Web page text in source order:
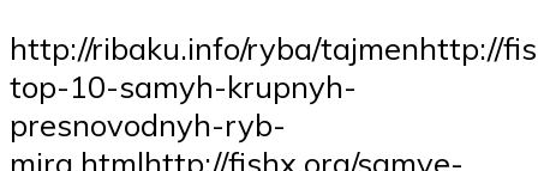
http://ribaku.info/ryba/tajmenhttp://
top-10-samyh-krupnyh-
presnovodnyh-ryb-
mira.htmlhttp://fishx.org/samye-